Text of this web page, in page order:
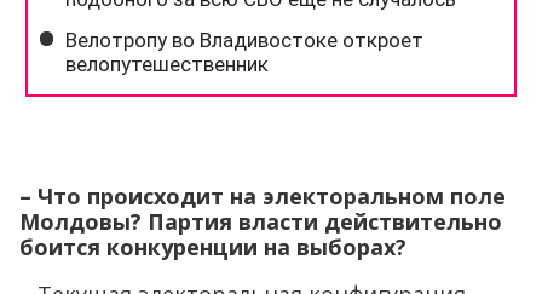
– Что происходит на электоральном поле
Молдовы? Партия власти действительно
боится конкуренции на выборах?